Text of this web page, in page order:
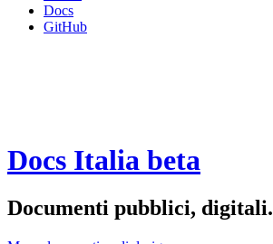
Docs
GitHub
Docs Italia beta
Documenti pubblici, digitali.